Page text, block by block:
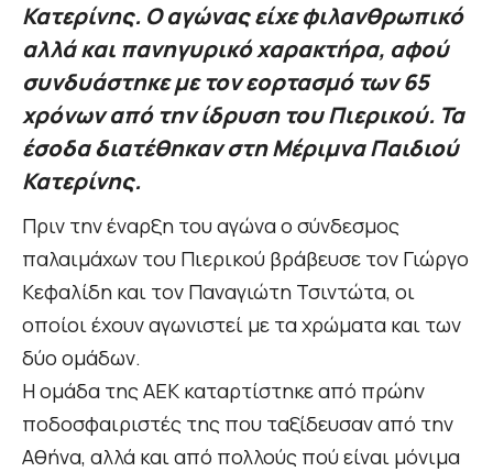
Κατερίνης. Ο αγώνας είχε φιλανθρωπικό
αλλά και πανηγυρικό χαρακτήρα, αφού
συνδυάστηκε με τον εορτασμό των 65
χρόνων από την ίδρυση του Πιερικού. Τα
έσοδα διατέθηκαν στη Μέριμνα Παιδιού
Κατερίνης.
Πριν την έναρξη του αγώνα ο σύνδεσμος
παλαιμάχων του Πιερικού βράβευσε τον Γιώργο
Κεφαλίδη και τον Παναγιώτη Τσιντώτα, οι
οποίοι έχουν αγωνιστεί με τα χρώματα και των
δύο ομάδων.
Η ομάδα της ΑΕΚ καταρτίστηκε από πρώην
ποδοσφαιριστές της που ταξίδευσαν από την
Αθήνα, αλλά και από πολλούς πού είναι μόνιμα